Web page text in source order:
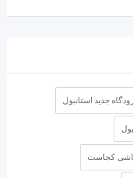
جدید استانبول
کجاست